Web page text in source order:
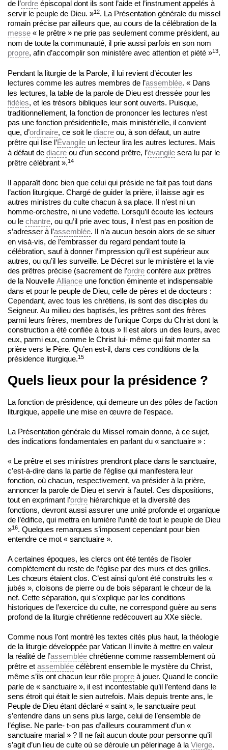
de l’ordre épiscopal dont ils sont l’aide et l’instrument appelés à
servir le peuple de Dieu. »12. La Présentation générale du missel
romain précise par ailleurs que, au cours de la célébration de la
messe « le prêtre » ne prie pas seulement comme président, au
nom de toute la communauté, il prie aussi parfois en son nom
propre, afin d’accomplir son ministère avec attention et piété »13.
Pendant la liturgie de la Parole, il lui revient d’écouter les
lectures comme les autres membres de l’assemblée. « Dans
les lectures, la table de la parole de Dieu est dressée pour les
fidèles, et les trésors bibliques leur sont ouverts. Puisque,
traditionnellement, la fonction de prononcer les lectures n’est
pas une fonction présidentielle, mais ministérielle, il convient
que, d’ordinaire, ce soit le diacre ou, à son défaut, un autre
prêtre qui lise l’Évangile un lecteur lira les autres lectures. Mais
à défaut de diacre ou d’un second prêtre, l’évangile sera lu par le
prêtre célébrant ».14
Il apparaît donc bien que celui qui préside ne fait pas tout dans
l’action liturgique. Chargé de guider la prière, il laisse agir es
autres ministres du culte chacun à sa place. Il n’est ni un
homme-orchestre, ni une vedette. Lorsqu’il écoute les lecteurs
ou le chantre, ou qu’il prie avec tous, il n’est pas en position de
s’adresser à l’assemblée. Il n’a aucun besoin alors de se situer
en visà-vis, de l’embrasser du regard pendant toute la
célébration, sauf à donner l’impression qu’il est supérieur aux
autres, ou qu’il les surveille. Le Décret sur le ministère et la vie
des prêtres précise (sacrement de l’ordre confère aux prêtres
de la Nouvelle Alliance une fonction éminente et indispensable
dans et pour le peuple de Dieu, celle de pères et de docteurs :
Cependant, avec tous les chrétiens, ils sont des disciples du
Seigneur. Au milieu des baptisés, les prêtres sont des frères
parmi leurs frères, membres de l’unique Corps du Christ dont la
construction a été confiée à tous » Il est alors un des leurs, avec
eux, parmi eux, comme le Christ lui- même qui fait monter sa
prière vers le Père. Qu’en est-il, dans ces conditions de la
présidence liturgique.15
Quels lieux pour la présidence ?
La fonction de présidence, qui demeure un des pôles de l’action
liturgique, appelle une mise en œuvre de l’espace.
La Présentation générale du Missel romain donne, à ce sujet,
des indications fondamentales en parlant du « sanctuaire » :
« Le prêtre et ses ministres prendront place dans le sanctuaire,
c’est-à-dire dans la partie de l’église qui manifestera leur
fonction, où chacun, respectivement, va présider à la prière,
annoncer la parole de Dieu et servir à l’autel. Ces dispositions,
tout en exprimant l’ordre hiérarchique et la diversité des
fonctions, devront aussi assurer une unité profonde et organique
de l’édifice, qui mettra en lumière l’unité de tout le peuple de Dieu
»16. Quelques remarques s’imposent cependant pour bien
entendre ce mot « sanctuaire ».
A certaines époques, les clercs ont été tentés de l’isoler
complètement du reste de l’église par des murs et des grilles.
Les chœurs étaient clos. C’est ainsi qu’ont été construits les «
jubés », cloisons de pierre ou de bois séparant le chœur de la
nef. Cette séparation, qui s’explique par les conditions
historiques de l’exercice du culte, ne correspond guère au sens
profond de la liturgie chrétienne redécouvert au XXe siècle.
Comme nous l’ont montré les textes cités plus haut, la théologie
de la liturgie développée par Vatican Il invite à mettre en valeur
la réalité de l’assemblée chrétienne comme rassemblement où
prêtre et assemblée célèbrent ensemble le mystère du Christ,
même s’ils ont chacun leur rôle propre à jouer. Quand le concile
parle de « sanctuaire », il est incontestable qu’il l’entend dans le
sens étroit qui était le sien autrefois. Mais depuis trente ans, le
Peuple de Dieu étant déclaré « saint », le sanctuaire peut
s’entendre dans un sens plus large, celui de l’ensemble de
l’église. Ne parle- t-on pas d’ailleurs couramment d’un «
sanctuaire marial » ? Il ne fait aucun doute pour personne qu’il
s’agit d’un lieu de culte où se déroule un pèlerinage à la Vierge.